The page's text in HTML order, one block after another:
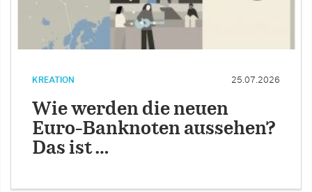
KREATION 25.07.2026
Wie werden die neuen
Euro-Banknoten aussehen?
Das ist …